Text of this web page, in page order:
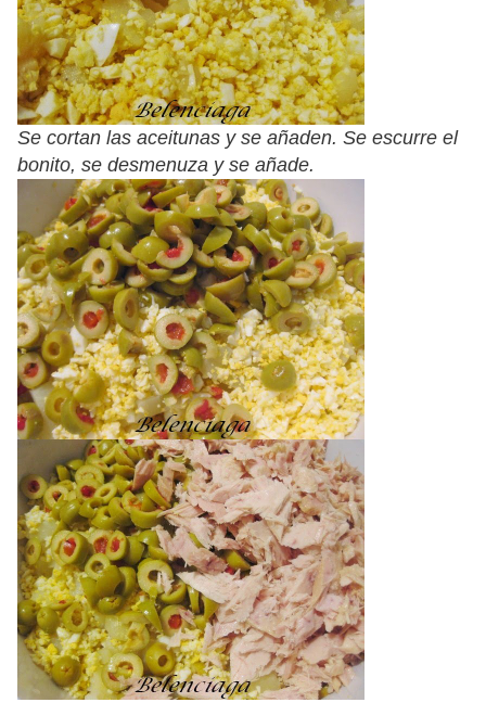
Se cortan las aceitunas y se añaden. Se escurre el
bonito, se desmenuza y se añade.